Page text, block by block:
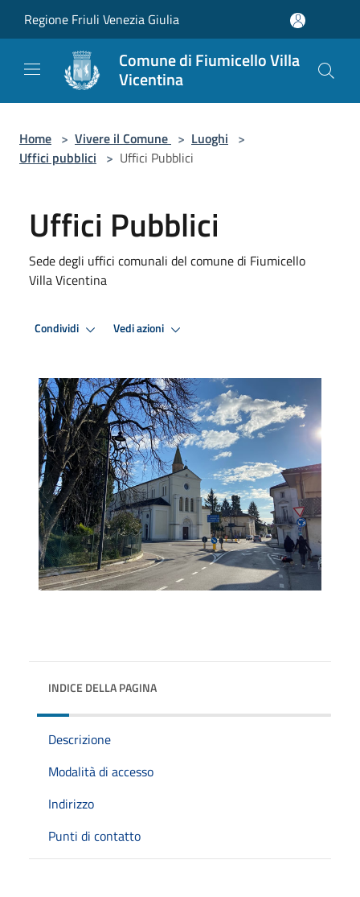
Regione Friuli Venezia Giulia
Comune di Fiumicello Villa
Vicentina
Home > Vivere il Comune > Luoghi >
Uffici pubblici > Uffici Pubblici
Uffici Pubblici
Sede degli uffici comunali del comune di Fiumicello
Villa Vicentina
Condividi Vedi azioni
INDICE DELLA PAGINA
Descrizione
Modalità di accesso
Indirizzo
Punti di contatto